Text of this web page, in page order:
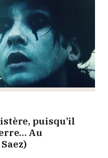
puisqu’il
Au